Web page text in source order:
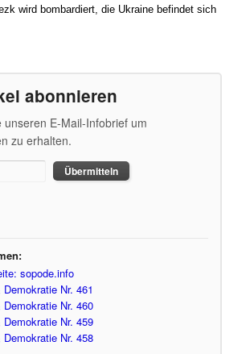
wird bombardiert, die Ukraine befindet sich
abonnieren
unseren E-Mail-Infobrief um
zu erhalten.
sopode.info
Nr. 461
Nr. 460
Nr. 459
Nr. 458